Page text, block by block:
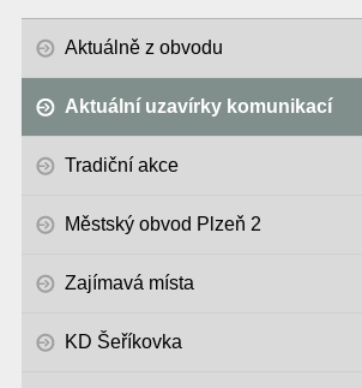
Aktuálně z obvodu
Aktuální uzavírky komunikací
Tradiční akce
Městský obvod Plzeň 2
Zajímavá místa
KD Šeříkovka